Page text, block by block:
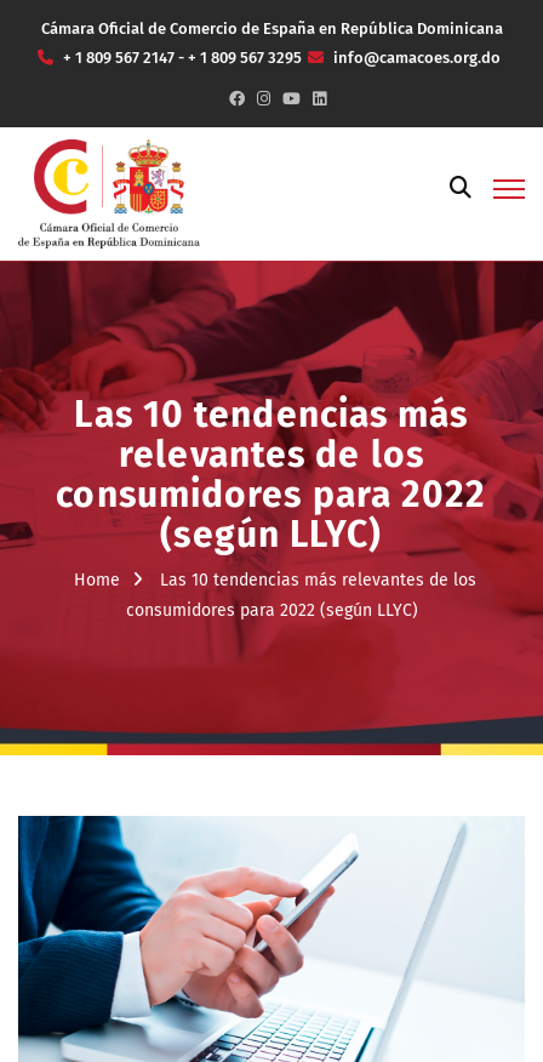
Cámara Oficial de Comercio de España en República Dominicana
+ 1 809 567 2147 - + 1 809 567 3295
info@camacoes.org.do
Las 10 tendencias más
relevantes de los
consumidores para 2022
(según LLYC)
Home
Las 10 tendencias más relevantes de los
consumidores para 2022 (según LLYC)